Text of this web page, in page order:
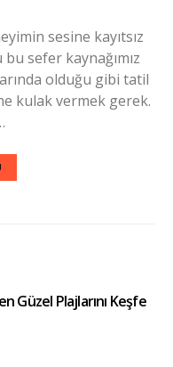
sesine kayıtsız
sefer kaynağımız
olduğu gibi tatil
kulak vermek gerek.
Güzel Plajlarını Keşfe